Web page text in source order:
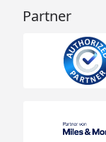
Partner